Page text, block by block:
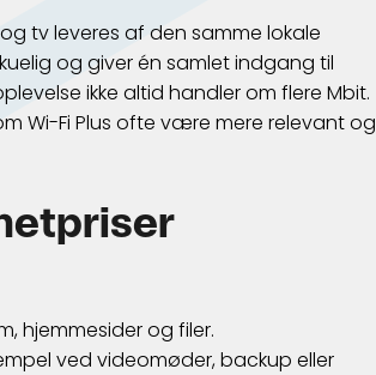
tv leveres af den samme lokale
og giver én samlet indgang til
ikke altid handler om flere Mbit.
Wi-Fi Plus ofte være mere relevant og
hjemmesider og filer.
ved videomøder, backup eller